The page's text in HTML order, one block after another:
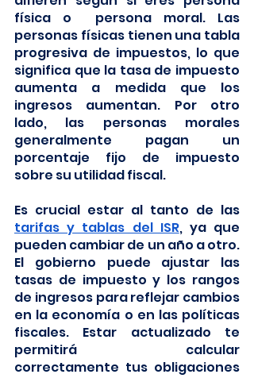
física o  persona moral. Las
personas físicas tienen una tabla
progresiva de impuestos, lo que
significa que la tasa de impuesto
aumenta a medida que los
ingresos aumentan. Por otro
lado, las personas morales
generalmente pagan un
porcentaje fijo de impuesto
sobre su utilidad fiscal.
tarifas y tablas del ISR, ya que
pueden cambiar de un año a otro.
El gobierno puede ajustar las
tasas de impuesto y los rangos
de ingresos para reflejar cambios
en la economía o en las políticas
fiscales. Estar actualizado te
permitirá calcular
correctamente tus obligaciones